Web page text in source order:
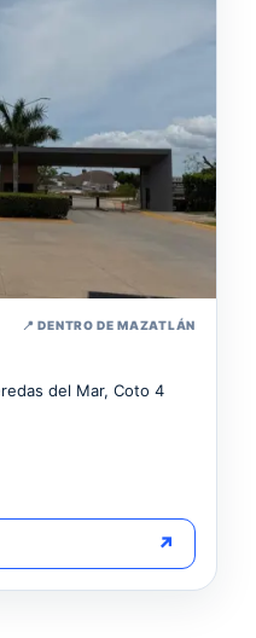
↗
📍 DENTRO DE MAZATLÁN
del Mar, Coto 4
↗